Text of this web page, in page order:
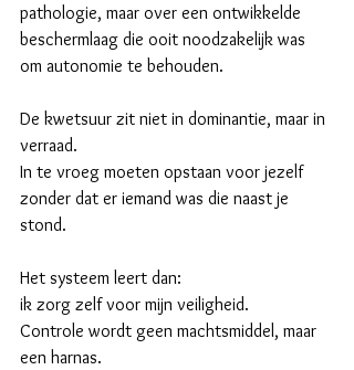
pathologie, maar over een ontwikkelde
beschermlaag die ooit noodzakelijk was
om autonomie te behouden.
De kwetsuur zit niet in dominantie, maar in
verraad.
In te vroeg moeten opstaan voor jezelf
zonder dat er iemand was die naast je
stond.
Het systeem leert dan:
ik zorg zelf voor mijn veiligheid.
Controle wordt geen machtsmiddel, maar
een harnas.